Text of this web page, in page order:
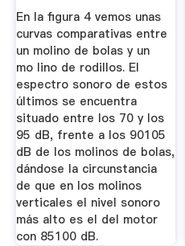
En la figura 4 vemos unas
curvas comparativas entre
un molino de bolas y un
mo­ lino de rodillos. El
espectro sonoro de estos
últimos se encuentra
situado entre los 70 y los
95 dB, frente a los 90105
dB de los molinos de bolas,
dándose la circunstancia
de que en los molinos
verticales el nivel sonoro
más alto es el del motor
con 85100 dB.